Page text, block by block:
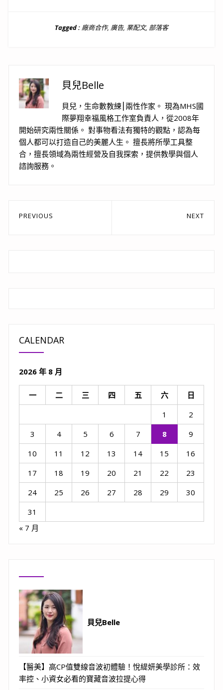
Tagged :廠商合作, 廣告, 業配文, 部落客
貝兒Belle
貝兒，生命數教練⎮兩性作家。 現為MHS國
際夢翔幸福風格工作室負責人，從2008年
開始研究兩性關係。 對事物看法有獨特的觀點，認為每
個人都可以打造自己的美麗人生。 擅長將所學工具整
合，擅長領域為兩性經營及自我探索，提供教學與個人
諮詢服務。
文
PREVIOUS NEXT
CALENDAR
2026 年 8 月
一 二 三 四 五 六
日
1
2
3
4 5 6 7 8
9
10
11 12 13 14 15
16
17
18 19 20 21 22
23
24
25 26 27 28 29
30
31
« 7 月
貝兒Belle
【醫美】高CP值雙線音波初體驗！悅緹妍美學診所：效
率控、小資女必看的寶藏音波拉提心得